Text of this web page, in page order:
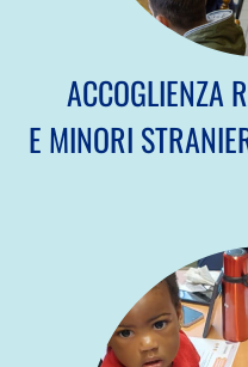
ACCOGLIENZA
E MINORI